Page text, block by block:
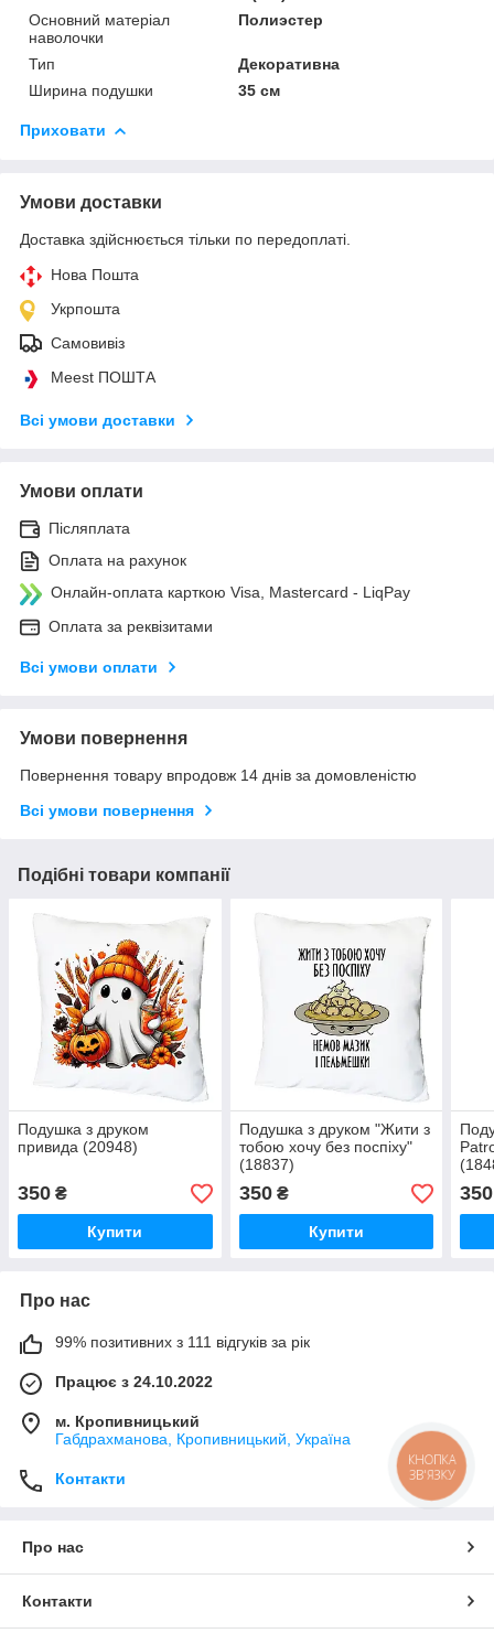
Основний матеріал
наволочки
Полиэстер
Тип
Декоративна
Ширина подушки
35 см
Приховати
Умови доставки
Доставка здійснюється тільки по передоплаті.
Нова Пошта
Укрпошта
Самовивіз
Meest ПОШТА
Всі умови доставки
Умови оплати
Післяплата
Оплата на рахунок
Онлайн-оплата карткою Visa, Mastercard - LiqPay
Оплата за реквізитами
Всі умови оплати
Умови повернення
Повернення товару впродовж 14 днів за домовленістю
Всі умови повернення
Подібні товари компанії
Подушка з друком
привида (20948)
350 ₴
Купити
Подушка з друком "Жити з
тобою хочу без поспіху"
(18837)
350₴
Купити
350
Про нас
99% позитивних з 111 відгуків за рік
Працює з 24.10.2022
м. Кропивницький
Габдрахманова, Кропивницький, Україна
Контакти
Про нас
Контакти
КНОПКА
ЗВ'ЯЗКУ